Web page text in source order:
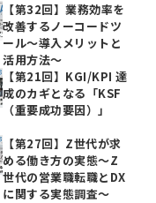
【第32回】業務効率を
改善するノーコードツ
ール～導入メリットと
活用方法～
【第21回】KGI/KPI 達
成のカギとなる「KSF
（重要成功要因）」
【第27回】Z世代が求
める働き方の実態〜Z
世代の営業職転職とDX
に関する実態調査〜